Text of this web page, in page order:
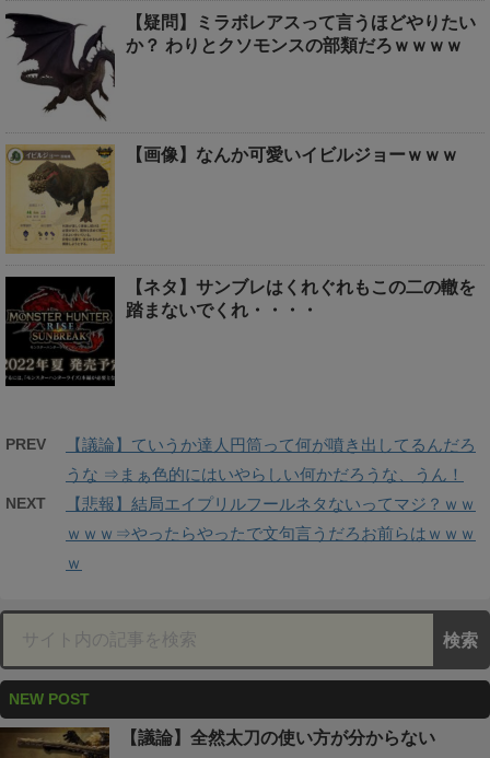
【疑問】ミラボレアスって言うほどやりたい
か？ わりとクソモンスの部類だろｗｗｗｗ
【画像】なんか可愛いイビルジョーｗｗｗ
【ネタ】サンブレはくれぐれもこの二の轍を
踏まないでくれ・・・・
PREV
【議論】ていうか達人円筒って何が噴き出してるんだろ
うな ⇒まぁ色的にはいやらしい何かだろうな、うん！
NEXT
【悲報】結局エイプリルフールネタないってマジ？ｗｗ
ｗｗｗ⇒やったらやったで文句言うだろお前らはｗｗｗ
ｗ
NEW POST
【議論】全然太刀の使い方が分からない